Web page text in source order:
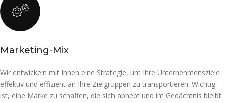
Marketing-Mix
Wir entwickeln mit Ihnen eine Strategie, um Ihre Unternehmensziele
effektiv und effizient an Ihre Zielgruppen zu transportieren. Wichtig
ist, eine Marke zu schaffen, die sich abhebt und im Gedächtnis bleibt.